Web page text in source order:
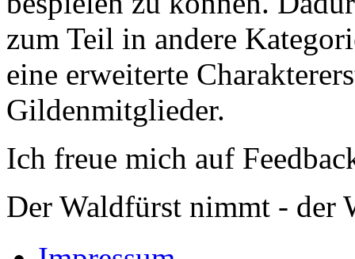
zum Teil in andere
eine erweiterte
Gildenmitglieder.
Ich freue mich auf
Der Waldfürst nimmt - der